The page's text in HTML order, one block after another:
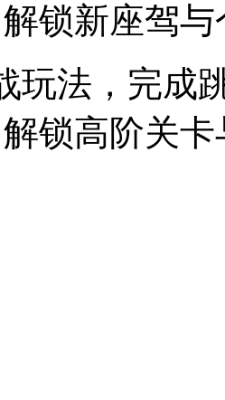
锁新座驾
玩法，完成
锁高阶关